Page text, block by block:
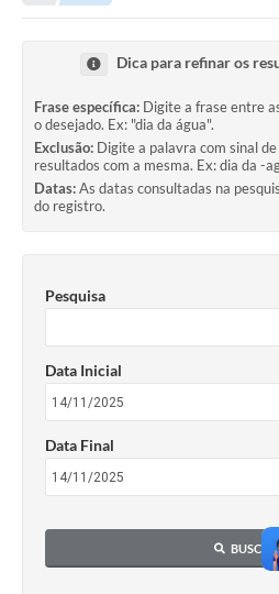
Dica para refinar os
Frase específica: Digite a frase entre
o desejado. Ex: "dia da água".
Exclusão: Digite a palavra com sinal
resultados com a mesma. Ex: dia da -
Datas:As datas consultadas na
do registro.
Pesquisa
Data Inicial
Data Final
BUSCAR